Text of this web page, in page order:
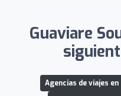
Guaviare
Agencias de viajes